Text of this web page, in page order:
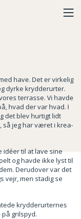
have. Det er virkelig
dyrke krydderurter.
terrasse. Vi havde
hvad der var hvad. I
det blev hurtigt lidt
så jeg har været i krea-
idéer til at lave sine
og havde ikke lyst til
Derudover var det
vejr, men stadig se
krydderurternes
grilspyd.